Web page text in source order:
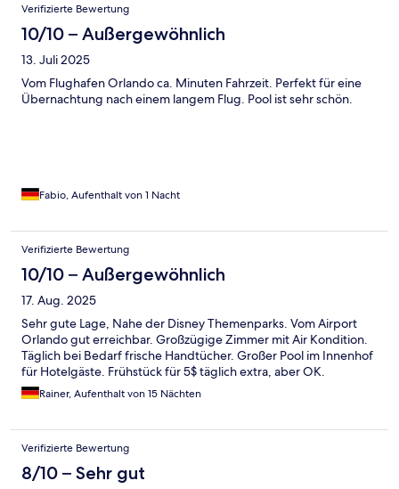
Verifizierte Bewertung
10/10 – Außergewöhnlich
13. Juli 2025
Vom Flughafen Orlando ca. Minuten Fahrzeit. Perfekt für eine
Übernachtung nach einem langem Flug. Pool ist sehr schön.
Fabio, Aufenthalt von 1 Nacht
Verifizierte Bewertung
10/10 – Außergewöhnlich
17. Aug. 2025
Sehr gute Lage, Nahe der Disney Themenparks. Vom Airport
Orlando gut erreichbar. Großzügige Zimmer mit Air Kondition.
Täglich bei Bedarf frische Handtücher. Großer Pool im Innenhof
für Hotelgäste. Frühstück für 5$ täglich extra, aber OK.
Rainer, Aufenthalt von 15 Nächten
Verifizierte Bewertung
8/10 – Sehr gut